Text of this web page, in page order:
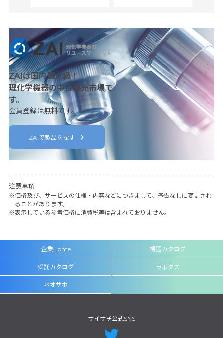
ZAIは国内最大級！
理化学機器の中古販売市場で
す。
会員登録は無料です。
ZAIで製品を探す
注意事項
価格及び、サービスの仕様・内容などにつきまして、予告なしに変更され
ることがあります。
表示している参考価格に消費税等は含まれておりません。
企業Home 機器カタログ
受託カタログ ラボタス
ネオサポ
サイサチ公式SNS